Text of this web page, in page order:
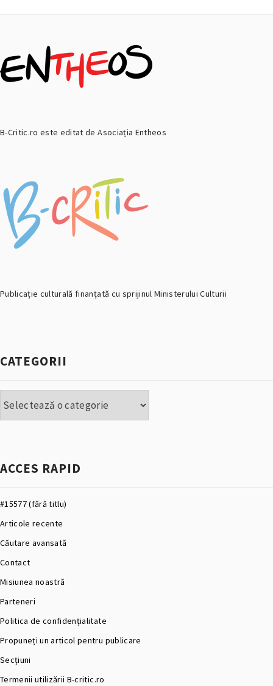
B-Critic.ro este editat de Asociația Entheos
Publicație culturală finanțată cu sprijinul Ministerului Culturii
CATEGORII
ACCES RAPID
#15577 (fără titlu)
Articole recente
Căutare avansată
Contact
Misiunea noastră
Parteneri
Politica de confidențialitate
Propuneți un articol pentru publicare
Secțiuni
Termenii utilizării B-critic.ro